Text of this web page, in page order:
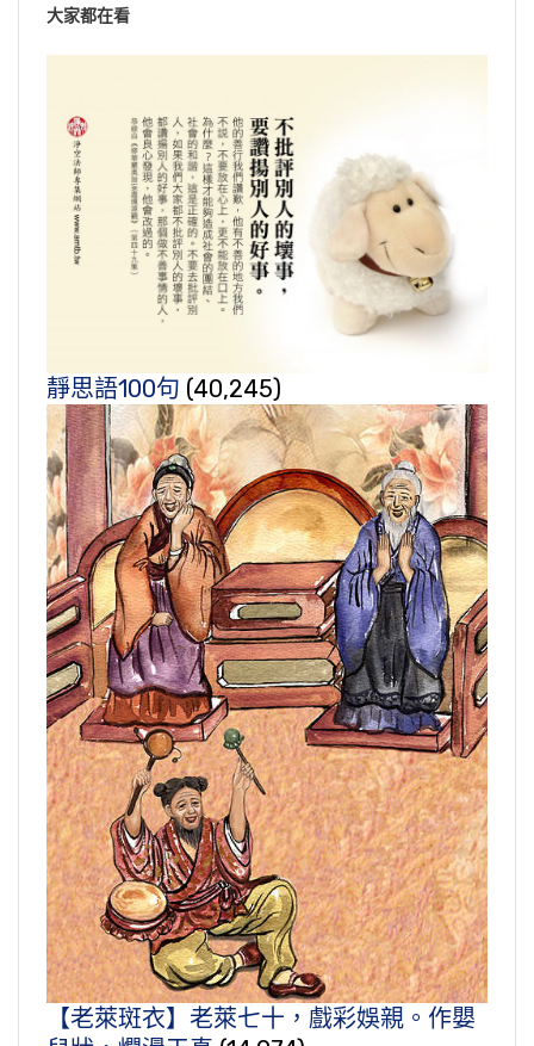
大家都在看
靜思語100句 (40,245)
【老萊斑衣】老萊七十，戲彩娛親。作嬰